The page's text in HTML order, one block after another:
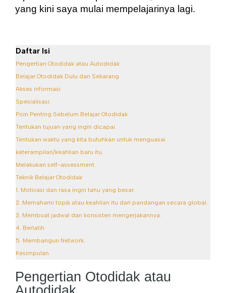
yang kini saya mulai mempelajarinya lagi.
Daftar Isi
Pengertian Otodidak atau Autodidak
Belajar Otodidak Dulu dan Sekarang
Akses informasi.
Spesialisasi.
Poin Penting Sebelum Belajar Otodidak
Tentukan tujuan yang ingin dicapai.
Tentukan waktu yang kita butuhkan untuk menguasai
keterampilan/keahlian baru itu.
Melakukan self-assessment.
Teknik Belajar Otodidak
1. Motivasi dan rasa ingin tahu yang besar.
2. Memahami topik atau keahlian itu dari pandangan secara global.
3. Membuat jadwal dan konsisten mengerjakannya.
4. Berlatih
5. Membangun Network.
Kesimpulan
Pengertian Otodidak atau